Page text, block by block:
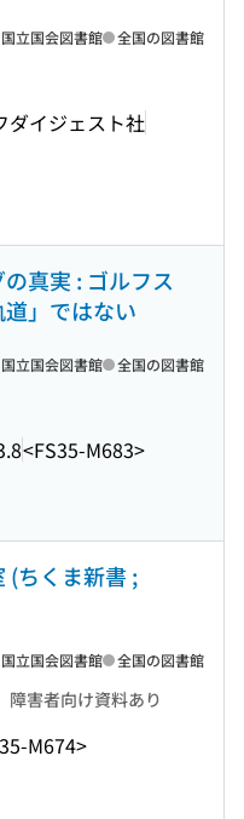
ダイジェスト社
国立国会図書館 全国の図書館
真実 : ゴルフス
」ではない
<FS35-M683>
国立国会図書館 全国の図書館
(ちくま新書 ;
障害者向け資料あり
M674>
国立国会図書館 全国の図書館